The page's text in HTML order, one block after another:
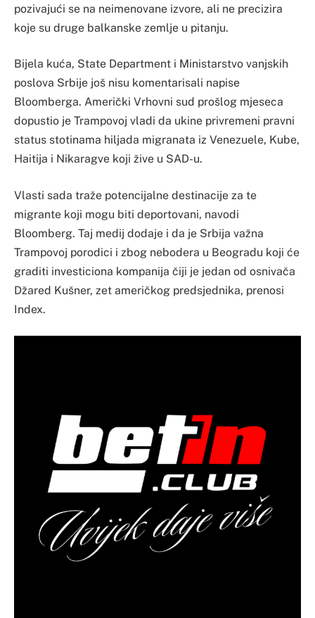
pozivajući se na neimenovane izvore, ali ne precizira
koje su druge balkanske zemlje u pitanju.
Bijela kuća, State Department i Ministarstvo vanjskih
poslova Srbije još nisu komentarisali napise
Bloomberga. Američki Vrhovni sud prošlog mjeseca
dopustio je Trampovoj vladi da ukine privremeni pravni
status stotinama hiljada migranata iz Venezuele, Kube,
Haitija i Nikaragve koji žive u SAD-u.
Vlasti sada traže potencijalne destinacije za te
migrante koji mogu biti deportovani, navodi
Bloomberg. Taj medij dodaje i da je Srbija važna
Trampovoj porodici i zbog nebodera u Beogradu koji će
graditi investiciona kompanija čiji je jedan od osnivača
Džared Kušner, zet američkog predsjednika, prenosi
Index.